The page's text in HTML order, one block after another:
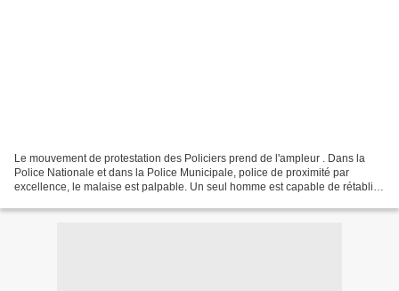
Le mouvement de protestation des Policiers prend de l'ampleur . Dans la
Police Nationale et dans la Police Municipale, police de proximité par
excellence, le malaise est palpable. Un seul homme est capable de rétablir